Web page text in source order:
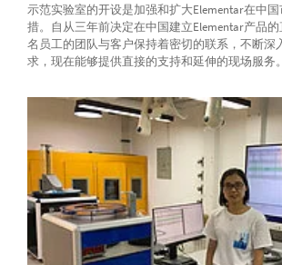
示范实验室的开设是加强和扩大Elementar在中
措。自从三年前决定在中国建立Elementar产品
名员工的团队与客户保持着密切的联系，不断深
求，现在能够提供直接的支持和延伸的现场服务。